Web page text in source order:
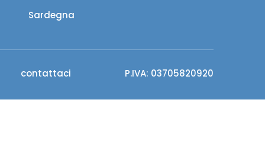
Sardegna
contattaci P.IVA: 03705820920